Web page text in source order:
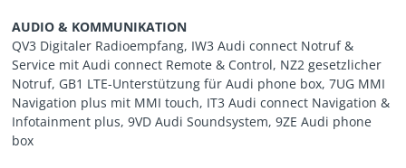
AUDIO & KOMMUNIKATION
QV3 Digitaler Radioempfang, IW3 Audi connect Notruf &
Service mit Audi connect Remote & Control, NZ2 gesetzlicher
Notruf, GB1 LTE-Unterstützung für Audi phone box, 7UG MMI
Navigation plus mit MMI touch, IT3 Audi connect Navigation &
Infotainment plus, 9VD Audi Soundsystem, 9ZE Audi phone
box